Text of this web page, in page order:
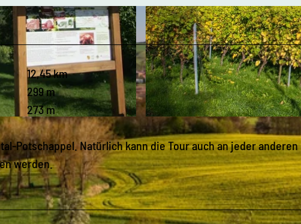
© Tilo Harder, Stadt Freital | CC-BY-SA
12,45 km
299 m
273 m
Potschappel. Natürlich kann die Tour auch an jeder anderen
werden.